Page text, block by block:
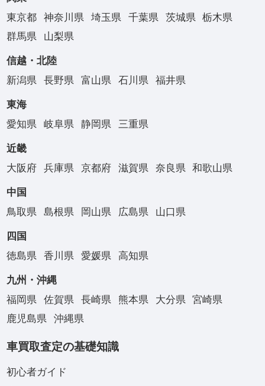
東京都
神奈川県 埼玉県 千葉県 茨城県
栃木県
群馬県
山梨県
信越・北陸
新潟県
長野県 富山県 石川県 福井県
東海
愛知県
岐阜県 静岡県 三重県
近畿
大阪府
兵庫県 京都府 滋賀県 奈良県 和歌山県
中国
鳥取県
島根県 岡山県 広島県 山口県
四国
徳島県
香川県 愛媛県 高知県
九州・沖縄
福岡県
佐賀県 長崎県 熊本県 大分県
宮崎県
鹿児島県
沖縄県
車買取査定の基礎知識
初心者ガイド